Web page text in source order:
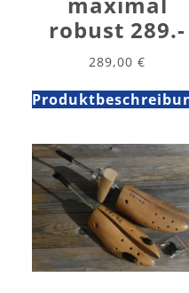
robust 289.-
289,00€